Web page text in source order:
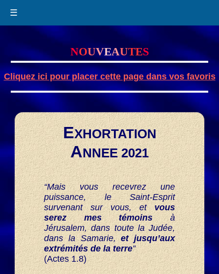
☰
NOUVEAUTES
Cliquez ici pour placer cette page dans vos favoris
EXHORTATION
ANNEE 2021
“Mais vous recevrez une
puissance, le Saint-Esprit
survenant sur vous, etvous
serez mes témoinsà
Jérusalem, dans toute la Judée,
dans la Samarie,et jusqu’aux
extrémités de la terre”
(Actes 1.8)